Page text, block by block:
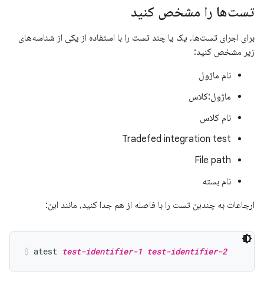
تست‌ها را مشخص کنید
برای اجرای تست‌ها، یک یا چند تست را با استفاده از یکی از شناسه‌های
زیر مشخص کنید:
نام ماژول
ماژول:کلاس
نام کلاس
Tradefed integration test
File path
نام بسته
ارجاعات به چندین تست را با فاصله از هم جدا کنید، مانند این:
atest test-identifier-1 test-identifier-2